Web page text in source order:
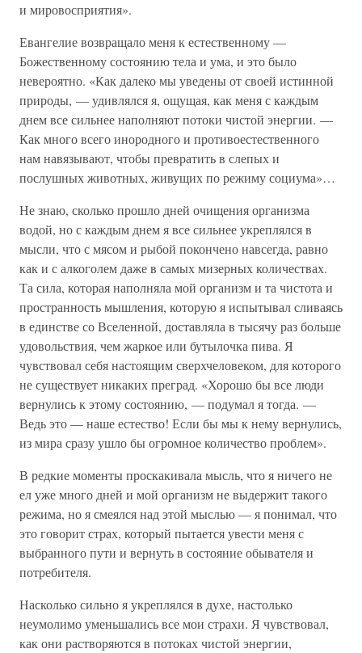
и мировосприятия».
Евангелие возвращало меня к естественному —
Божественному состоянию тела и ума, и это было
невероятно. «Как далеко мы уведены от своей истинной
природы, — удивлялся я, ощущая, как меня с каждым
днем все сильнее наполняют потоки чистой энергии. —
Как много всего инородного и противоестественного
нам навязывают, чтобы превратить в слепых и
послушных животных, живущих по режиму социума»…
Не знаю, сколько прошло дней очищения организма
водой, но с каждым днем я все сильнее укреплялся в
мысли, что с мясом и рыбой покончено навсегда, равно
как и с алкоголем даже в самых мизерных количествах.
Та сила, которая наполняла мой организм и та чистота и
пространность мышления, которую я испытывал сливаясь
в единстве со Вселенной, доставляла в тысячу раз больше
удовольствия, чем жаркое или бутылочка пива. Я
чувствовал себя настоящим сверхчеловеком, для которого
не существует никаких преград. «Хорошо бы все люди
вернулись к этому состоянию, — подумал я тогда. —
Ведь это — наше естество! Если бы мы к нему вернулись,
из мира сразу ушло бы огромное количество проблем».
В редкие моменты проскакивала мысль, что я ничего не
ел уже много дней и мой организм не выдержит такого
режима, но я смеялся над этой мыслью — я понимал, что
это говорит страх, который пытается увести меня с
выбранного пути и вернуть в состояние обывателя и
потребителя.
Насколько сильно я укреплялся в духе, настолько
неумолимо уменьшались все мои страхи. Я чувствовал,
как они растворяются в потоках чистой энергии,